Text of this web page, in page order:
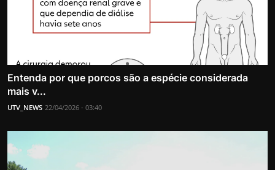
Entenda por que porcos são a espécie considerada
mais v...
UTV_NEWS 22/04/2026 - 03:40